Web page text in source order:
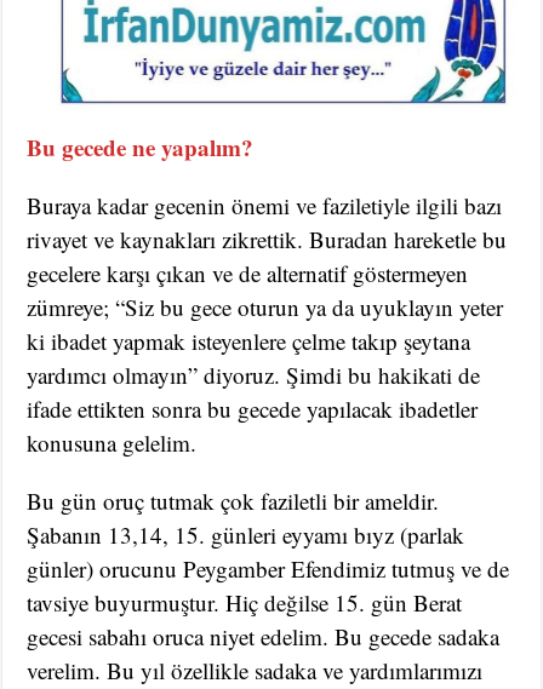
Bu gecede ne yapalım?
Buraya kadar gecenin önemi ve faziletiyle ilgili bazı
rivayet ve kaynakları zikrettik. Buradan hareketle bu
gecelere karşı çıkan ve de alternatif göstermeyen
zümreye; “Siz bu gece oturun ya da uyuklayın yeter
ki ibadet yapmak isteyenlere çelme takıp şeytana
yardımcı olmayın” diyoruz. Şimdi bu hakikati de
ifade ettikten sonra bu gecede yapılacak ibadetler
konusuna gelelim.
Bu gün oruç tutmak çok faziletli bir ameldir.
Şabanın 13,14, 15. günleri eyyamı bıyz (parlak
günler) orucunu Peygamber Efendimiz tutmuş ve de
tavsiye buyurmuştur. Hiç değilse 15. gün Berat
gecesi sabahı oruca niyet edelim. Bu gecede sadaka
verelim. Bu yıl özellikle sadaka ve yardımlarımızı